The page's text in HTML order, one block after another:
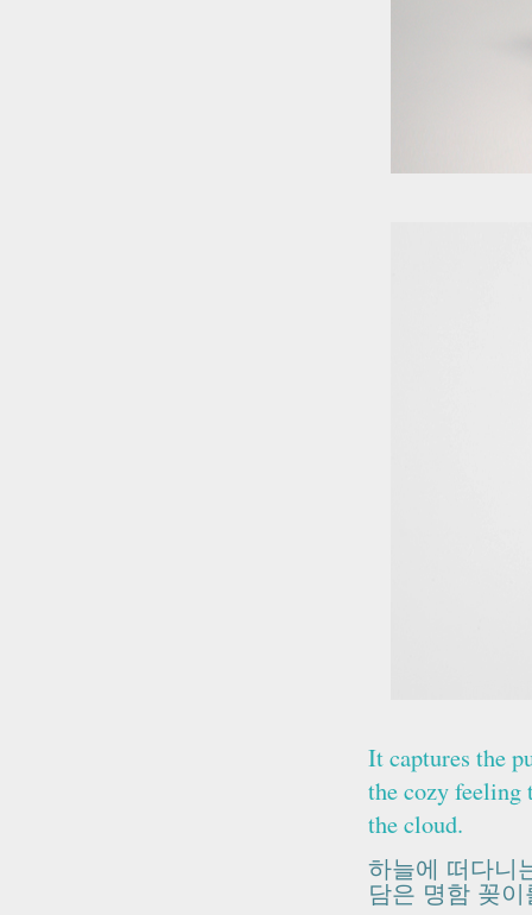
It captures the
the cozy feeling
the cloud.
하늘에 떠다니
담은 명함 꽂